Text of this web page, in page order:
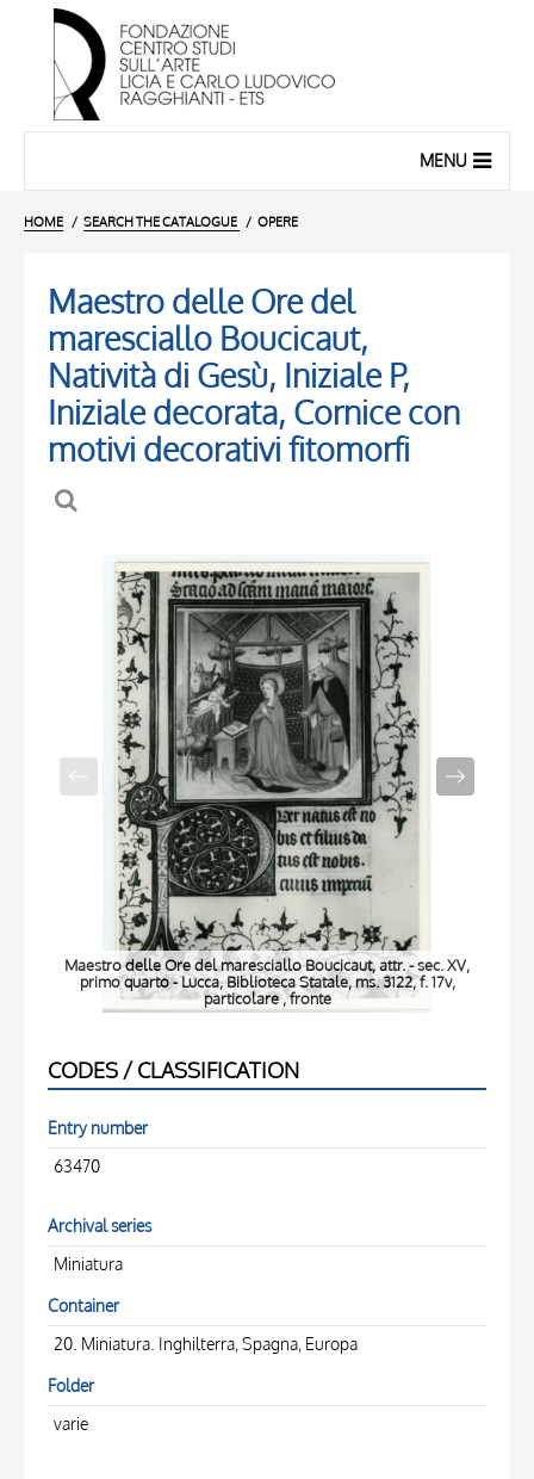
MENU
HOME SEARCH THE CATALOGUE OPERE
Maestro delle Ore del
maresciallo Boucicaut,
Natività di Gesù, Iniziale P,
Iniziale decorata, Cornice con
motivi decorativi fitomorfi
Maestro delle Ore del maresciallo Boucicaut, attr. - sec. XV,
primo quarto - Lucca, Biblioteca Statale, ms. 3122, f. 17v,
particolare , fronte
CODES / CLASSIFICATION
Entry number
63470
Archival series
Miniatura
Container
20. Miniatura. Inghilterra, Spagna, Europa
Folder
varie